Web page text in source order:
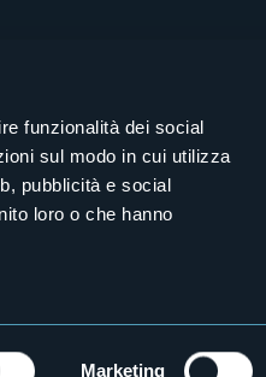
funzionalità dei social
sul modo in cui utilizza
pubblicità e social
loro o che hanno
Marketing
canali social